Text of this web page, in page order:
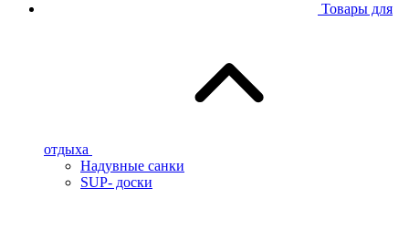
Товары для
отдыха
Надувные санки
SUP- доски